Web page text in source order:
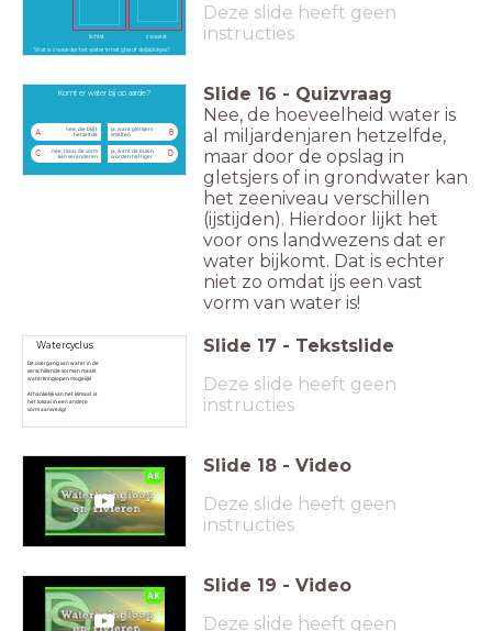
lichtst zwaarst
Wat is zwaarder het water in het glas of deijsblokjes?
Deze slide heeft geen
instructies
Komt er water bij op aarde?
A
nee, die blijft
hetzelfde
B
ja, want gletsjers
smelten
C
nee, maar de vorm
kan veranderen
D
ja, want de buien
worden heftiger
Slide 16 - Quizvraag
Nee, de hoeveelheid water is
al miljardenjaren hetzelfde,
maar door de opslag in
gletsjers of in grondwater kan
het zeeniveau verschillen
(ijstijden). Hierdoor lijkt het
voor ons landwezens dat er
water bijkomt. Dat is echter
niet zo omdat ijs een vast
vorm van water is!
Watercyclus
De overgang van water in de
verschillende vormen maakt
waterkringlopen mogelijk!
Afhankelijk van het klimaat is
het lokaal in een andere
vorm aanwezig!
Slide 17 - Tekstslide
Deze slide heeft geen
instructies
Slide 18 - Video
Deze slide heeft geen
instructies
Slide 19 - Video
Deze slide heeft geen